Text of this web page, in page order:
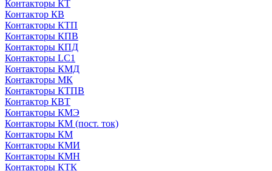
Контакторы КТ
Контактор КВ
Контакторы КТП
Контакторы КПВ
Контакторы КПД
Контакторы LC1
Контакторы КМД
Контакторы МК
Контакторы КТПВ
Контактор КВТ
Контакторы КМЭ
Контакторы КМ (пост. ток)
Контакторы КМ
Контакторы КМИ
Контакторы КМН
Контакторы КТК